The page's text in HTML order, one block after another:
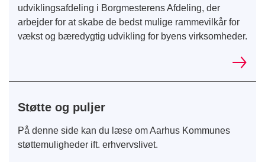
udviklingsafdeling i Borgmesterens Afdeling, der
arbejder for at skabe de bedst mulige rammevilkår for
vækst og bæredygtig udvikling for byens virksomheder.
Støtte og puljer
På denne side kan du læse om Aarhus Kommunes
støttemuligheder ift. erhvervslivet.